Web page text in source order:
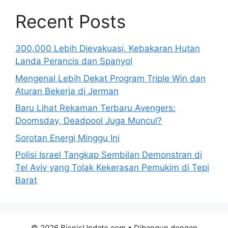
Recent Posts
300.000 Lebih Dievakuasi, Kebakaran Hutan
Landa Perancis dan Spanyol
Mengenal Lebih Dekat Program Triple Win dan
Aturan Bekerja di Jerman
Baru Lihat Rekaman Terbaru Avengers:
Doomsday, Deadpool Juga Muncul?
Sorotan Energi Minggu Ini
Polisi Israel Tangkap Sembilan Demonstran di
Tel Aviv yang Tolak Kekerasan Pemukim di Tepi
Barat